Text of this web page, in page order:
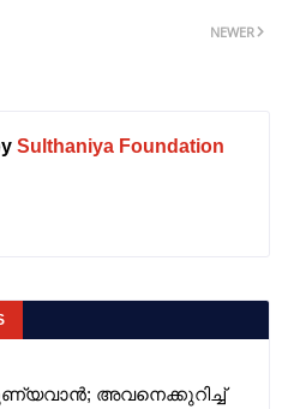
NEWER
Sulthaniya Foundation
അവനെക്കുറിച്ച്